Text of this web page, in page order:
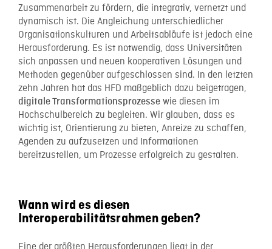
Zusammenarbeit zu fördern, die integrativ, vernetzt und
dynamisch ist. Die Angleichung unterschiedlicher
Organisationskulturen und Arbeitsabläufe ist jedoch eine
Herausforderung. Es ist notwendig, dass Universitäten
sich anpassen und neuen kooperativen Lösungen und
Methoden gegenüber aufgeschlossen sind. In den letzten
zehn Jahren hat das HFD maßgeblich dazu beigetragen,
digitale Transformationsprozesse wie diesen im
Hochschulbereich zu begleiten. Wir glauben, dass es
wichtig ist, Orientierung zu bieten, Anreize zu schaffen,
Agenden zu aufzusetzen und Informationen
bereitzustellen, um Prozesse erfolgreich zu gestalten.
Wann wird es diesen
Interoperabilitätsrahmen geben?